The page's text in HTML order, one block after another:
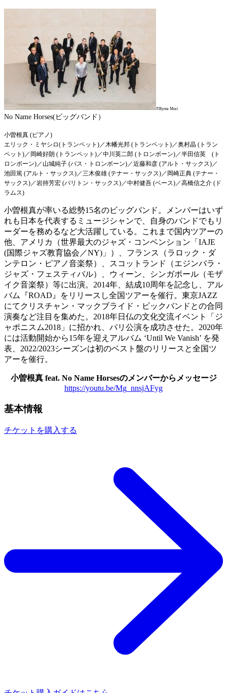
©Ryota Mori
No Name Horses(ビッグバンド）
小曽根真 (ピアノ)
エリック・ミヤシロ(トランペット)／木幡光邦 (トランペット)／奥村晶 (トラン
ペット)／岡崎好朗 (トランペット)／中川英二郎 (トロンボーン)／半田信英 (ト
ロンボーン)／ 山城純子 (バス・トロンボーン)／近藤和彦 (アルト・サックス)／
池田篤 (アルト・サックス)／三木俊雄 (テナー・サックス)／岡崎正典 (テナー・
サックス)／岩持芳宏 (バリトン・サックス)／中村健吾 (ベース)／高橋信之介 (ド
ラムス)
小曽根真が率いる総勢15名のビッグバンド。メンバーはいず
れも日本を代表するミュージシャンで、自身のバンドでもリ
ーダーを務めるなど大活躍している。これまで国内ツアーの
他、アメリカ（世界最大のジャズ・コンベンション「IAJE
(国際ジャズ教育協会／NY)」）、フランス（ラロック・ダ
ンテロン・ピアノ音楽祭）、スコットランド（エジンバラ・
ジャズ・フェスティバル）、ウィーン、シンガポール（モザ
イク音楽祭）等に出演。2014年、結成10周年を記念し、アル
バム『ROAD』をリリースし全国ツアーを催行。東京JAZZ
にてクリスチャン・マックブライド・ビックバンドとの合同
演奏など注目を集めた。2018年日仏の文化交流イベント「ジ
ャポニスム2018」に招かれ、パリ公演を成功させた。2020年
には活動開始から15年を迎えアルバム ‘Until We Vanish’ を発
表、2022/2023シーズンは初のベスト盤のリリースと全国ツ
アーを催行。
小曽根真 feat. No Name Horsesのメンバーからメッセージ
https://youtu.be/Mg_nnsjAFyg
基本情報
チケットを購入する